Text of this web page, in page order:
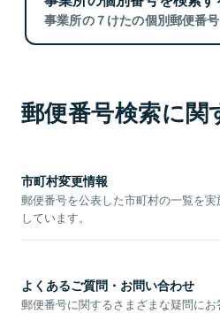
事業所の７けたの個別郵便番号
郵便番号検索に関
市町村変更情報
郵便番号を公表した市町村の一覧を
しています。
よくあるご質問・お問い合わせ
郵便番号に関するさまざまな疑問にお